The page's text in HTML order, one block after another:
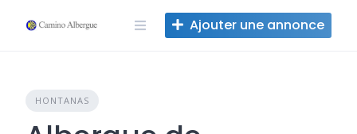
Ajouter une annonce
HONTANAS